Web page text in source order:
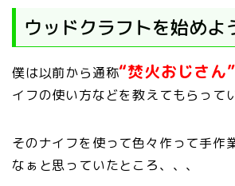
ウッドクラフトを始めよ
僕は以前から通称“焚火おじさん”
イフの使い方などを教えてもらって
そのナイフを使って色々作って手作
なぁと思っていたところ、、、